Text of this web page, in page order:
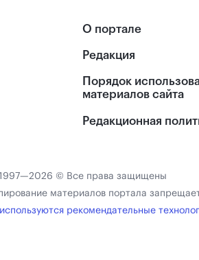
О портале
Редакция
Порядок
материалов сайта
Редакционная
© Все права защищены
материалов портала
рекомендательные